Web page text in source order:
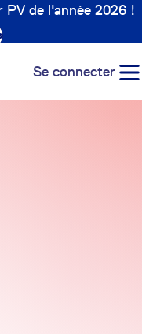
PV de l'année 2026 !
Se connecter